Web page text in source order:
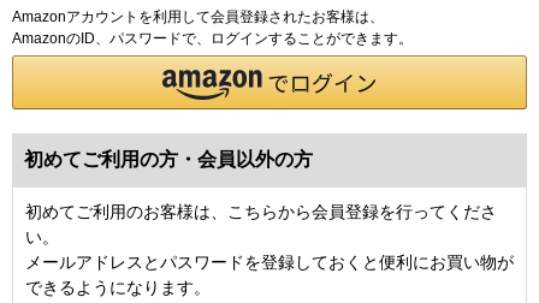
Amazonアカウントを利用して会員登録されたお客様は、
AmazonのID、パスワードで、ログインすることができます。
初めてご利用の方・会員以外の方
初めてご利用のお客様は、こちらから会員登録を行ってくださ
い。
メールアドレスとパスワードを登録しておくと便利にお買い物が
できるようになります。